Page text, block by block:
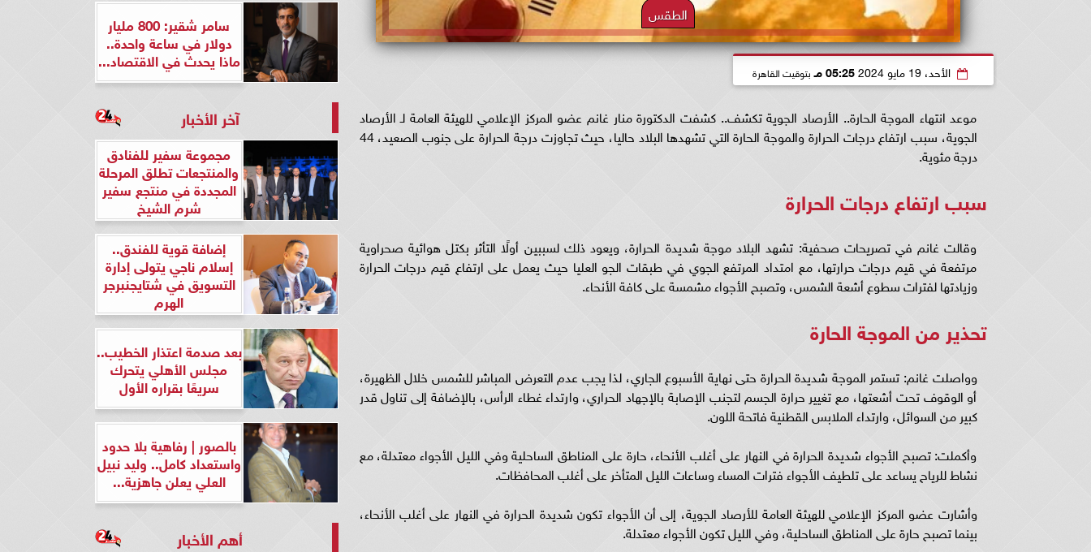
الطقس
الأحد، 19 مايو 2024 05:25 مـ بتوقيت القاهرة
موعد انتهاء الموجة الحارة.. الأرصاد الجوية تكشف.. كشفت الدكتورة منار غانم عضو المركز الإعلامي للهيئة العامة لـ الأرصاد
الجوية، سبب ارتفاع درجات الحرارة والموجة الحارة التي تشهدها البلاد حاليا، حيث تجاوزت درجة الحرارة على جنوب الصعيد، 44
درجة مئوية.
سبب ارتفاع درجات الحرارة
وقالت غانم في تصريحات صحفية: تشهد البلاد موجة شديدة الحرارة، ويعود ذلك لسببين أولًا التأثر بكتل هوائية صحراوية
مرتفعة في قيم درجات حرارتها، مع امتداد المرتفع الجوي في طبقات الجو العليا حيث يعمل على ارتفاع قيم درجات الحرارة
وزيادتها لفترات سطوع أشعة الشمس، وتصبح الأجواء مشمسة على كافة الأنحاء.
تحذير من الموجة الحارة
وواصلت غانم: تستمر الموجة شديدة الحرارة حتى نهاية الأسبوع الجاري، لذا يجب عدم التعرض المباشر للشمس خلال الظهيرة،
أو الوقوف تحت أشعتها، مع تغيير حرارة الجسم لتجنب الإصابة بالإجهاد الحراري، وارتداء غطاء الرأس، بالإضافة إلى تناول قدر
كبير من السوائل، وارتداء الملابس القطنية فاتحة اللون.
وأكملت: تصبح الأجواء شديدة الحرارة في النهار على أغلب الأنحاء، حارة على المناطق الساحلية وفي الليل الأجواء معتدلة، مع
نشاط للرياح يساعد على تلطيف الأجواء فترات المساء وساعات الليل المتأخر على أغلب المحافظات.
وأشارت عضو المركز الإعلامي للهيئة العامة للأرصاد الجوية، إلى أن الأجواء تكون شديدة الحرارة في النهار على أغلب الأنحاء،
بينما تصبح حارة على المناطق الساحلية، وفي الليل تكون الأجواء معتدلة.
سامر شقير: 800 مليار
دولار في ساعة واحدة..
ماذا يحدث في الاقتصاد...
آخر الأخبار
مجموعة سفير للفنادق
والمنتجعات تطلق المرحلة
المجددة في منتجع سفير
شرم الشيخ
إضافة قوية للفندق..
إسلام ناجي يتولى إدارة
التسويق في شتايجنبرجر
الهرم
بعد صدمة اعتذار الخطيب..
مجلس الأهلي يتحرك
سريعًا بقراره الأول
بالصور | رفاهية بلا حدود
واستعداد كامل.. وليد نبيل
العلي يعلن جاهزية...
أهم الأخبار